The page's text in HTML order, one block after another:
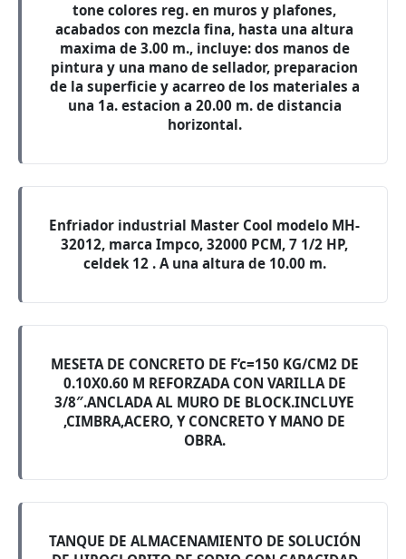
tone colores reg. en muros y plafones,
acabados con mezcla fina, hasta una altura
maxima de 3.00 m., incluye: dos manos de
pintura y una mano de sellador, preparacion
de la superficie y acarreo de los materiales a
una 1a. estacion a 20.00 m. de distancia
horizontal.
Enfriador industrial Master Cool modelo MH-
32012, marca Impco, 32000 PCM, 7 1/2 HP,
celdek 12 . A una altura de 10.00 m.
MESETA DE CONCRETO DE F’c=150 KG/CM2 DE
0.10X0.60 M REFORZADA CON VARILLA DE
3/8″.ANCLADA AL MURO DE BLOCK.INCLUYE
,CIMBRA,ACERO, Y CONCRETO Y MANO DE
OBRA.
TANQUE DE ALMACENAMIENTO DE SOLUCIÓN